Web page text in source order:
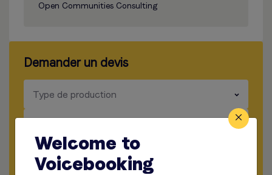
Open Communities Consulting
Demander un devis
Type de production
​​​
Lieu d'enregistrement
​​​
Welcome to
Voicebooking